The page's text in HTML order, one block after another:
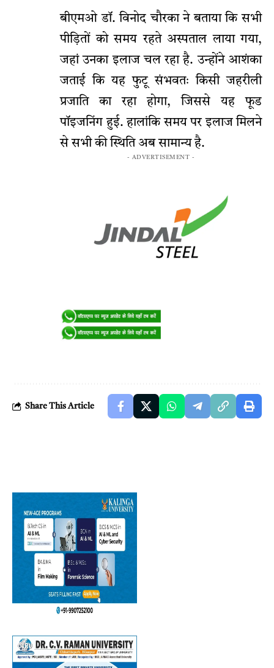
बीएमओ डॉ. विनोद चौरका ने बताया कि सभी
पीड़ितों को समय रहते अस्पताल लाया गया,
जहां उनका इलाज चल रहा है. उन्होंने आशंका
जताई कि यह फुटू संभवतः किसी जहरीली
प्रजाति का रहा होगा, जिससे यह फूड
पॉइजनिंग हुई. हालांकि समय पर इलाज मिलने
से सभी की स्थिति अब सामान्य है.
- ADVERTISEMENT -
Share This Article